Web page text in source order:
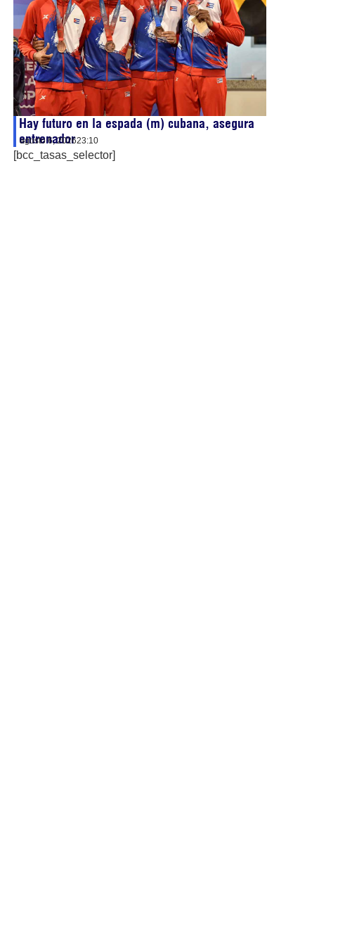
Hay futuro en la espada (m) cubana, asegura
entrenador
agosto 6, 202623:10
[bcc_tasas_selector]